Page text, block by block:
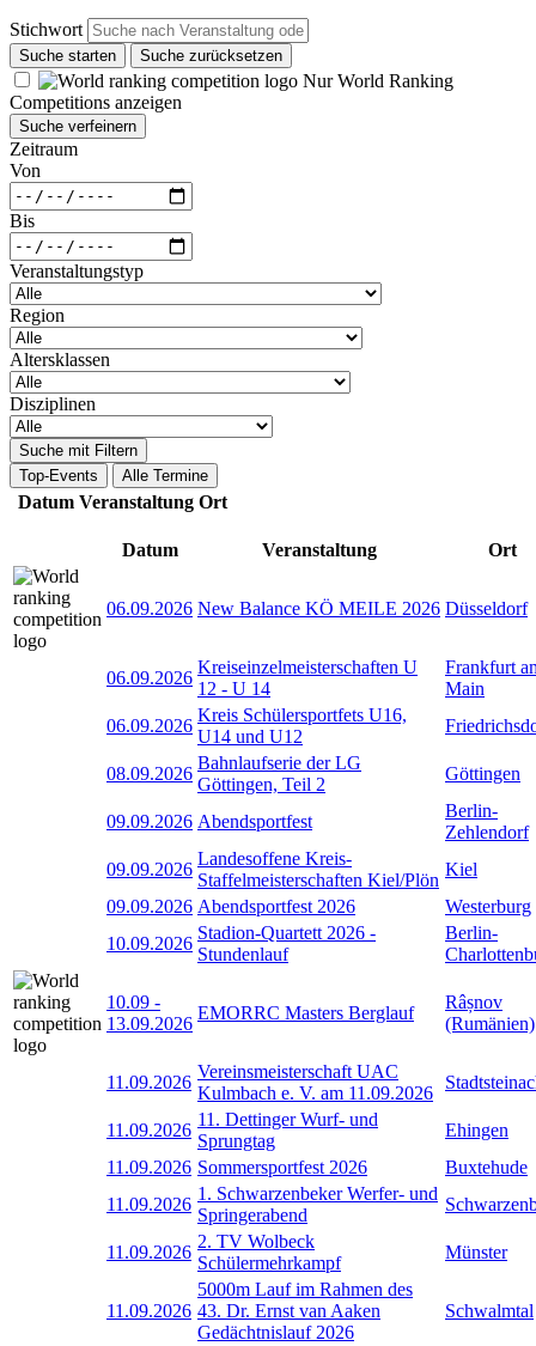
Stichwort
Suche starten Suche zurücksetzen
Nur World Ranking
Competitions anzeigen
Suche verfeinern
Zeitraum
Von
Bis
Veranstaltungstyp
Region
Altersklassen
Disziplinen
Suche mit Filtern
Top-Events
Alle Termine
Datum Veranstaltung Ort
Datum Veranstaltung Ort
06.09.2026 New Balance KÖ MEILE 2026 Düsseldorf
06.09.2026
Kreiseinzelmeisterschaften U
12 - U 14
Frankfurt
Main
06.09.2026
Kreis Schülersportfets U16,
U14 und U12
08.09.2026
Bahnlaufserie der LG
Göttingen, Teil 2
Göttingen
09.09.2026 Abendsportfest
Berlin-
Zehlendorf
09.09.2026
Landesoffene Kreis-
Staffelmeisterschaften Kiel/Plön
Kiel
09.09.2026 Abendsportfest 2026
Westerburg
10.09.2026
Stadion-Quartett 2026 -
Stundenlauf
Berlin-
10.09 -
13.09.2026
EMORRC Masters Berglauf
Râșnov
(Rumänien)
11.09.2026
Vereinsmeisterschaft UAC
Kulmbach e. V. am 11.09.2026
11.09.2026
11. Dettinger Wurf- und
Sprungtag
Ehingen
11.09.2026 Sommersportfest 2026
Buxtehude
11.09.2026
1. Schwarzenbeker Werfer- und
Springerabend
11.09.2026
2. TV Wolbeck
Schülermehrkampf
Münster
11.09.2026
5000m Lauf im Rahmen des
43. Dr. Ernst van Aaken
Gedächtnislauf 2026
Schwalmtal